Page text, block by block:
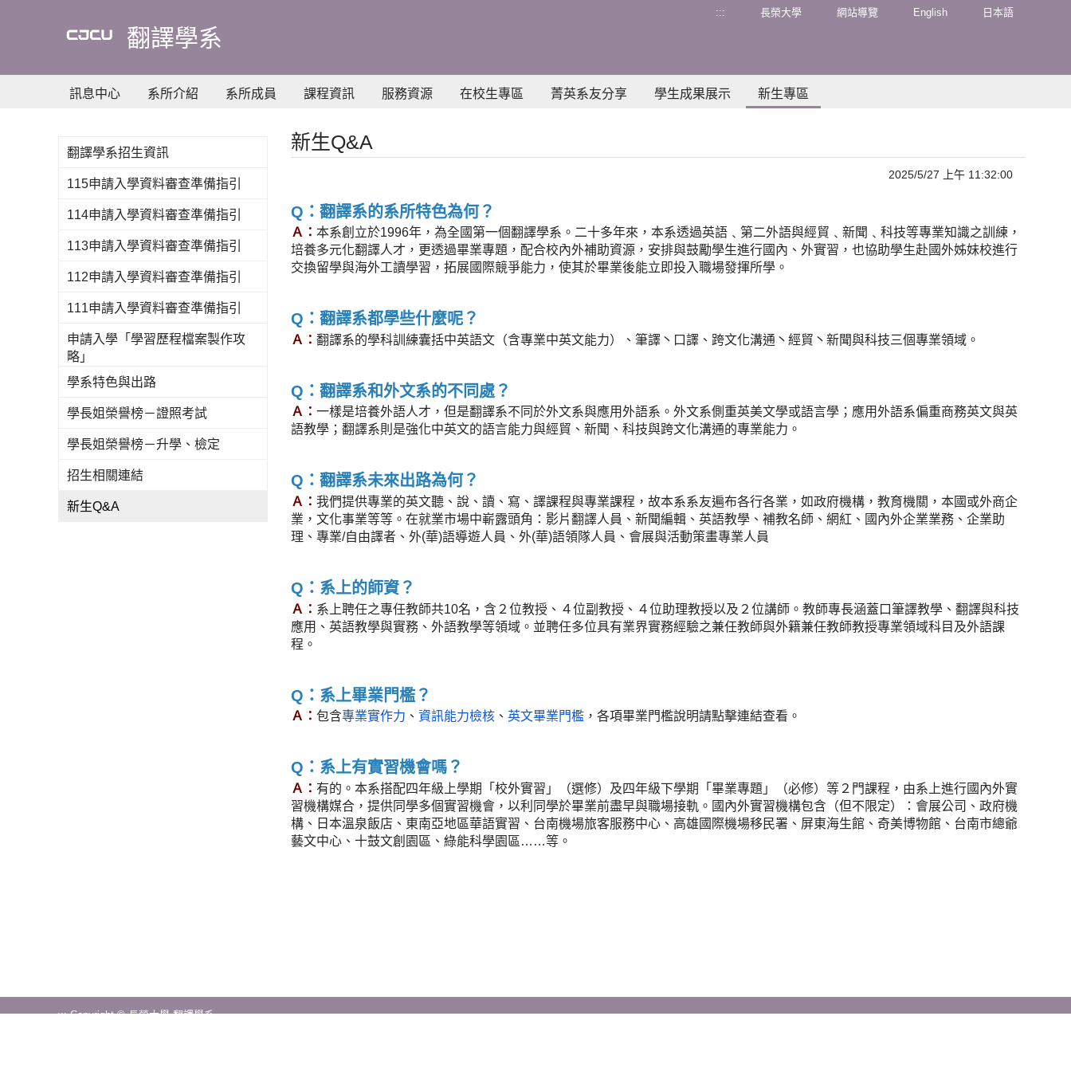
要
容
翻譯學系
::: 長榮大學 網站導覽 English 日本語
訊息中心 系所介紹 系所成員 課程資訊 服務資源 在校生專區 菁英系友分享 學生成果展示 新生專區
新生Q&A
2025/5/27 上午 11:32:00
Q：翻譯系的系所特色為何？
Ａ： 本系創立於1996年，為全國第一個翻譯學系。二十多年來，本系透過英語﹑第二外語與經貿﹑新聞﹑科技等專業知識之訓練，
培養多元化翻譯人才，更透過畢業專題，配合校內外補助資源，安排與鼓勵學生進行國內、外實習，也協助學生赴國外姊妹校進行
交換留學與海外工讀學習，拓展國際競爭能力，使其於畢業後能立即投入職場發揮所學。
Q：翻譯系都學些什麼呢？
Ａ： 翻譯系的學科訓練囊括中英語文（含專業中英文能力）、筆譯丶口譯、跨文化溝通丶經貿丶新聞與科技三個專業領域。
Q：翻譯系和外文系的不同處？
Ａ： 一樣是培養外語人才，但是翻譯系不同於外文系與應用外語系。外文系側重英美文學或語言學；應用外語系偏重商務英文與英
語教學；翻譯系則是強化中英文的語言能力與經貿、新聞、科技與跨文化溝通的專業能力。
Q：翻譯系未來出路為何？
Ａ： 我們提供專業的英文聽、說、讀、寫、譯課程與專業課程，故本系系友遍布各行各業，如政府機構，教育機關，本國或外商企
業，文化事業等等。在就業市場中嶄露頭角：影片翻譯人員、新聞編輯、英語教學、補教名師、網紅、國內外企業業務、企業助
理、專業/自由譯者、外(華)語導遊人員、外(華)語領隊人員、會展與活動策畫專業人員
Q：系上的師資？
Ａ： 系上聘任之專任教師共10名，含２位教授、４位副教授、４位助理教授以及２位講師。教師專長涵蓋口筆譯教學、翻譯與科技
應用、英語教學與實務、外語教學等領域。並聘任多位具有業界實務經驗之兼任教師與外籍兼任教師教授專業領域科目及外語課
程。
Q：系上畢業門檻？
Ａ： 包含專業實作力 、 資訊能力檢核 、 英文畢業門檻 ，各項畢業門檻說明請點擊連結查看。
Q：系上有實習機會嗎？
Ａ： 有的。本系搭配四年級上學期「校外實習」（選修）及四年級下學期「畢業專題」（必修）等２門課程，由系上進行國內外實
習機構媒合，提供同學多個實習機會，以利同學於畢業前盡早與職場接軌。國內外實習機構包含（但不限定）：會展公司、政府機
構、日本溫泉飯店、東南亞地區華語實習、台南機場旅客服務中心、高雄國際機場移民署、屏東海生館、奇美博物館、台南市總爺
藝文中心、十鼓文創園區、綠能科學園區……等。
翻譯學系招生資訊
115申請入學資料審查準備指引
114申請入學資料審查準備指引
113申請入學資料審查準備指引
112申請入學資料審查準備指引
111申請入學資料審查準備指引
申請入學「學習歷程檔案製作攻
略」
學系特色與出路
學長姐榮譽榜－證照考試
學長姐榮譽榜－升學、檢定
招生相關連結
新生Q&A
:::Copyright © 長榮大學 翻譯學系